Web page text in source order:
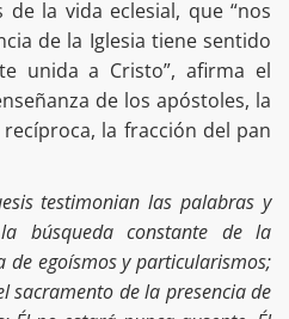
de la vida eclesial, que “nos
de la Iglesia tiene sentido
unida a Cristo”, afirma el
de los apóstoles, la
la fracción del pan
testimonian las palabras y
búsqueda constante de la
egoísmos y particularismos;
sacramento de la presencia de